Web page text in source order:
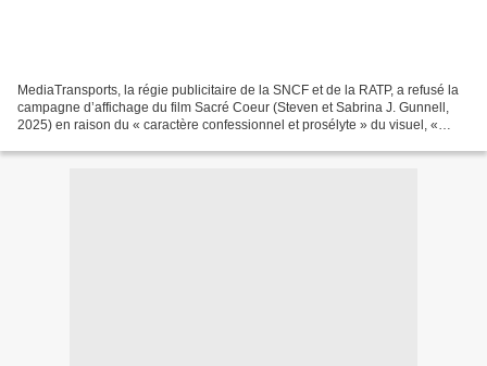
MediaTransports, la régie publicitaire de la SNCF et de la RATP, a refusé la
campagne d’affichage du film Sacré Coeur (Steven et Sabrina J. Gunnell,
2025) en raison du « caractère confessionnel et prosélyte » du visuel, «